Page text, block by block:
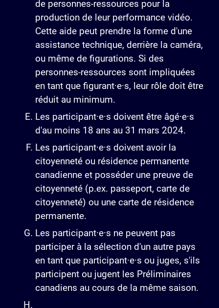
de personnes-ressources pour la
production de leur performance vidéo.
Cette aide peut prendre la forme d'une
assistance technique, derrière la caméra,
ou même de figurations. Si des
personnes-ressources sont impliquées
en tant que figurant·e·s, leur rôle doit être
réduit au minimum.
Les participant·e·s doivent être âgé·e·s
d'au moins 18 ans au 31 mars 2024.
Les participant·e·s doivent avoir la
citoyenneté ou résidence permanente
canadienne et posséder une preuve de
citoyenneté (p.ex. passeport, carte de
citoyenneté) ou une carte de résidence
permanente.
Les participant·e·s ne peuvent pas
participer à la sélection d'un autre pays
en tant que participant·e·s ou juges, s'ils
participent ou jugent les Préliminaires
canadiens au cours de la même saison.